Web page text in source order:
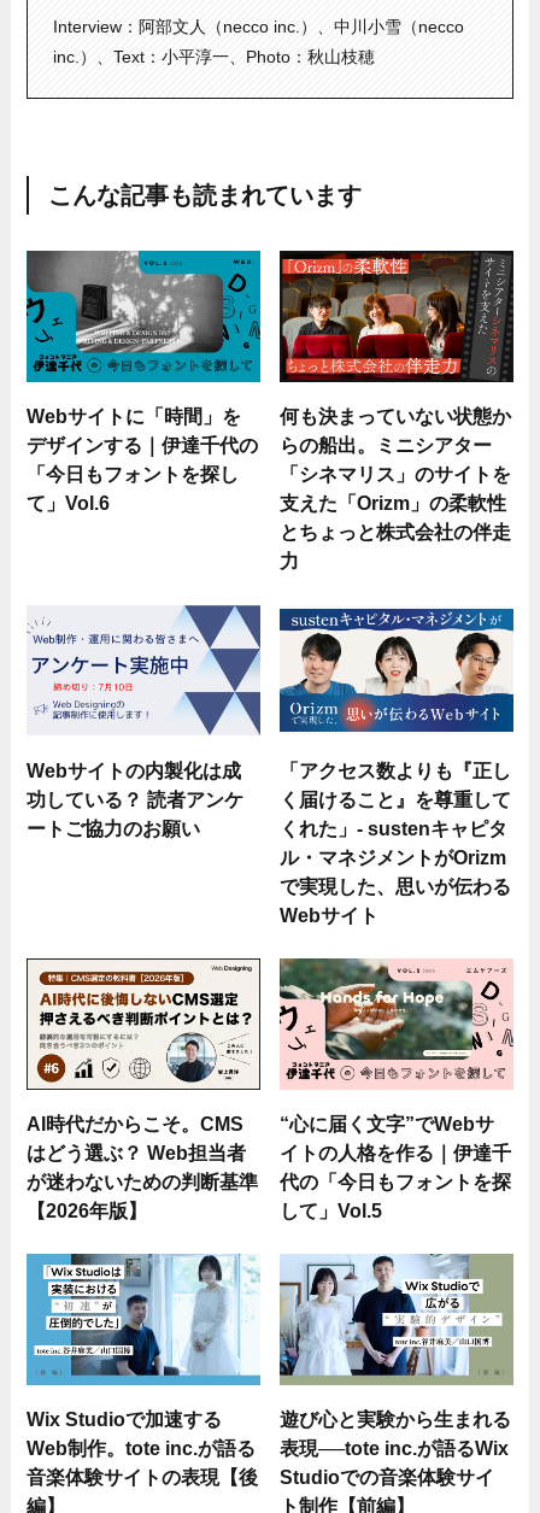
Interview：阿部文人（necco inc.）、中川小雪（necco
inc.）、Text：小平淳一、Photo：秋山枝穂
こんな記事も読まれています
Webサイトに「時間」を
デザインする｜伊達千代の
「今日もフォントを探し
て」Vol.6
何も決まっていない状態か
らの船出。ミニシアター
「シネマリス」のサイトを
支えた「Orizm」の柔軟性
とちょっと株式会社の伴走
力
Webサイトの内製化は成
功している？ 読者アンケ
ートご協力のお願い
「アクセス数よりも『正し
く届けること』を尊重して
くれた」- sustenキャピタ
ル・マネジメントがOrizm
で実現した、思いが伝わる
Webサイト
AI時代だからこそ。CMS
はどう選ぶ？ Web担当者
が迷わないための判断基準
【2026年版】
“心に届く文字”でWebサ
イトの人格を作る｜伊達千
代の「今日もフォントを探
して」Vol.5
Wix Studioで加速する
Web制作。tote inc.が語る
音楽体験サイトの表現【後
編】
遊び心と実験から生まれる
表現──tote inc.が語るWix
Studioでの音楽体験サイ
ト制作【前編】